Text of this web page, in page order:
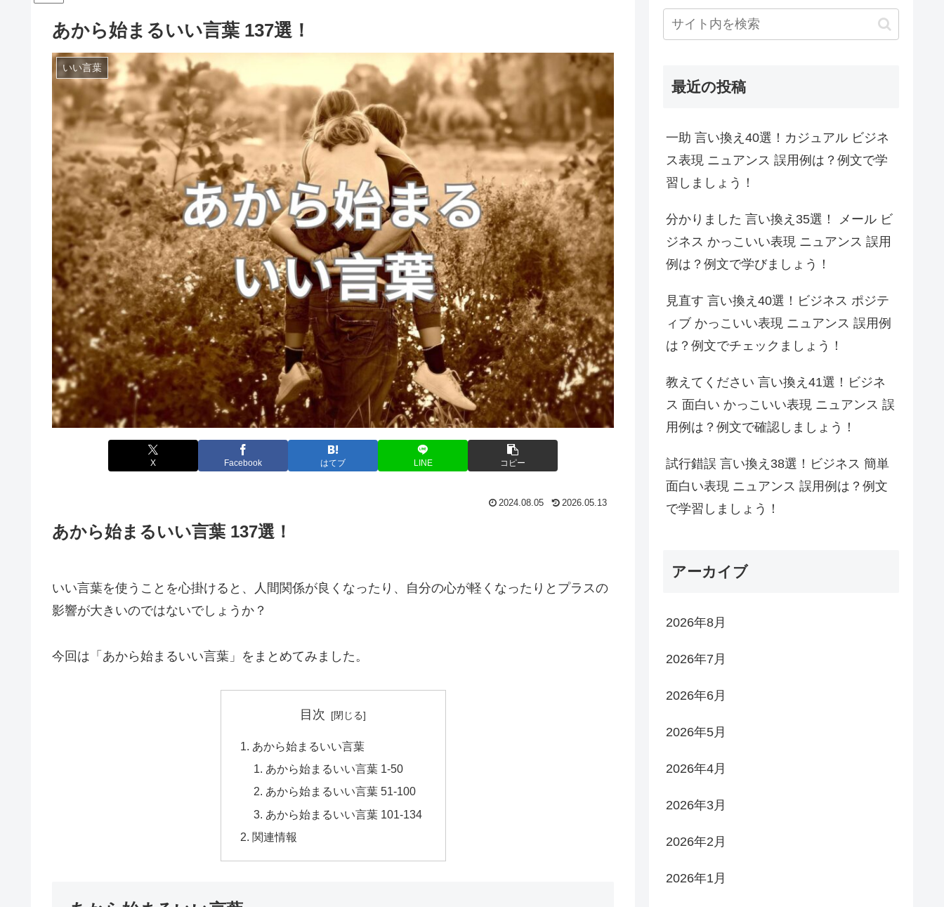
あから始まるいい言葉 137選！
いい言葉
X Facebook はてブ LINE コピー
2024.08.05 2026.05.13
あから始まるいい言葉 137選！
いい言葉を使うことを心掛けると、人間関係が良くなったり、自分の心が軽くなったりとプラスの
影響が大きいのではないでしょうか？
今回は「あから始まるいい言葉」をまとめてみました。
目次
あから始まるいい言葉
あから始まるいい言葉 1-50
あから始まるいい言葉 51-100
あから始まるいい言葉 101-134
関連情報
最近の投稿
一助 言い換え40選！カジュアル ビジネ
ス表現 ニュアンス 誤用例は？例文で学
習しましょう！
分かりました 言い換え35選！ メール ビ
ジネス かっこいい表現 ニュアンス 誤用
例は？例文で学びましょう！
見直す 言い換え40選！ビジネス ポジテ
ィブ かっこいい表現 ニュアンス 誤用例
は？例文でチェックましょう！
教えてください 言い換え41選！ビジネ
ス 面白い かっこいい表現 ニュアンス 誤
用例は？例文で確認しましょう！
試行錯誤 言い換え38選！ビジネス 簡単
面白い表現 ニュアンス 誤用例は？例文
で学習しましょう！
アーカイブ
2026年8月
2026年7月
2026年6月
2026年5月
2026年4月
2026年3月
2026年2月
2026年1月